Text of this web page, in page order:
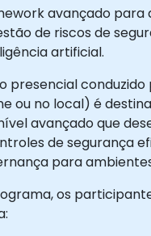
avançado para
de riscos de
artificial.
presencial conduzido
ou no local) é
avançado que
de segurança
para
os